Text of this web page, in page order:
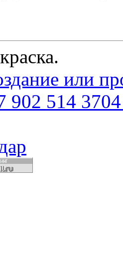
или
902 514 3704